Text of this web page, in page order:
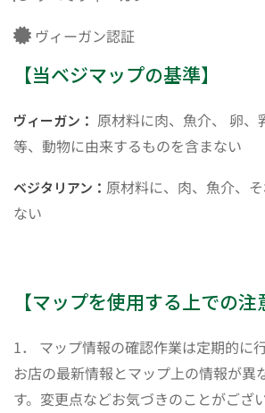
ヴィーガン認証
【当ベジマップの基準】
ヴィーガン： 原材料に肉、魚介、 卵、
等、動物に由来するものを含まない
ベジタリアン： 原材料に、肉、魚介、
ない
【マップを使用する上での注
1． マップ情報の確認作業は定期的に
お店の最新情報とマップ上の情報が異
す。変更点などお気づきのことがござ